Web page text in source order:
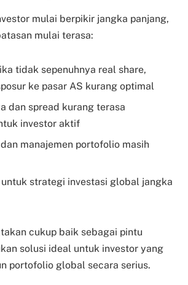
mulai berpikir jangka panjang,
mulai terasa:
tidak sepenuhnya real share,
ke pasar AS kurang optimal
dan spread kurang terasa
investor aktif
manajemen portofolio masih
strategi investasi global jangka
cukup baik sebagai pintu
solusi ideal untuk investor yang
portofolio global secara serius.